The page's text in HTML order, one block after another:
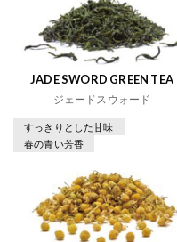
JADE SWORD GREEN TEA
ジェードスウォード
すっきりとした甘味
春の青い芳香